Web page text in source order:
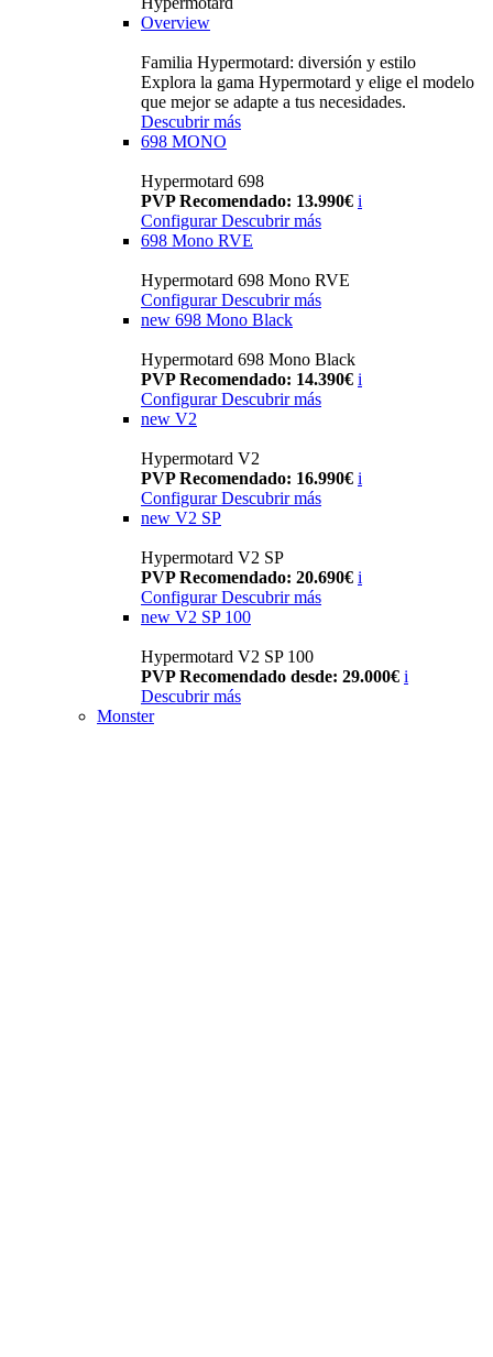
Overview
Familia Hypermotard: diversión y estilo
Explora la gama Hypermotard y elige el modelo
que mejor se adapte a tus necesidades.
Descubrir más
698 MONO
Hypermotard 698
PVP Recomendado: 13.990€ i
ConfigurarDescubrir más
698 Mono RVE
Hypermotard 698 Mono RVE
Configurar Descubrir más
new 698 Mono Black
Hypermotard 698 Mono Black
PVP Recomendado: 14.390€ i
Configurar Descubrir más
new V2
Hypermotard V2
PVP Recomendado: 16.990€ i
Configurar Descubrir más
new V2 SP
Hypermotard V2 SP
PVP Recomendado: 20.690€ i
Configurar Descubrir más
new V2 SP 100
Hypermotard V2 SP 100
PVP Recomendado desde: 29.000€ i
Descubrir más
Monster